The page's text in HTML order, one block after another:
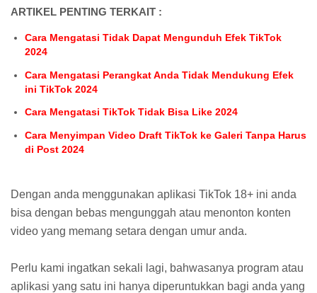
ARTIKEL PENTING TERKAIT :
Cara Mengatasi Tidak Dapat Mengunduh Efek TikTok
2024
Cara Mengatasi Perangkat Anda Tidak Mendukung Efek
ini TikTok 2024
Cara Mengatasi TikTok Tidak Bisa Like 2024
Cara Menyimpan Video Draft TikTok ke Galeri Tanpa Harus
di Post 2024
Dengan anda menggunakan aplikasi TikTok 18+ ini anda
bisa dengan bebas mengunggah atau menonton konten
video yang memang setara dengan umur anda.
Perlu kami ingatkan sekali lagi, bahwasanya program atau
aplikasi yang satu ini hanya diperuntukkan bagi anda yang